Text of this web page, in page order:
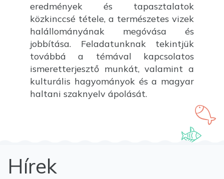
eredmények és tapasztalatok
közkinccsé tétele, a természetes vizek
halállományának megóvása és
jobbítása. Feladatunknak tekintjük
továbbá a témával kapcsolatos
ismeretterjesztő munkát, valamint a
kulturális hagyományok és a magyar
haltani szaknyelv ápolását.
Hírek